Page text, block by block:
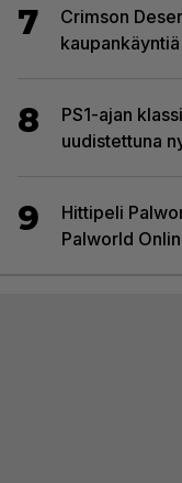
7
Crimson
8
PS1-ajan
uudistettuna
9
Hittipeli
Palworld